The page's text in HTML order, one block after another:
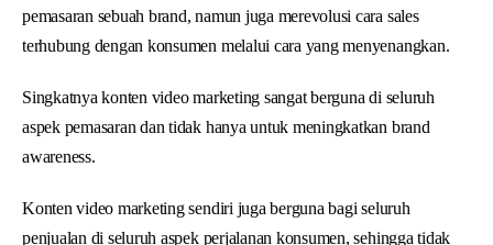
pemasaran sebuah brand, namun juga merevolusi cara sales
terhubung dengan konsumen melalui cara yang menyenangkan.
Singkatnya konten video marketing sangat berguna di seluruh
aspek pemasaran dan tidak hanya untuk meningkatkan brand
awareness.
Konten video marketing sendiri juga berguna bagi seluruh
penjualan di seluruh aspek perjalanan konsumen, sehingga tidak